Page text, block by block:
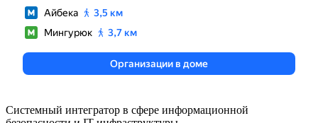
Системный интегратор в сфере информационной